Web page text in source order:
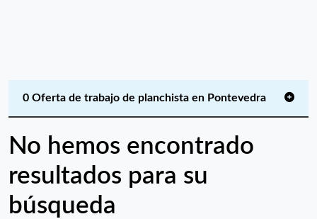
0 Oferta de trabajo de planchista en Pontevedra
No hemos encontrado
resultados para su
búsqueda